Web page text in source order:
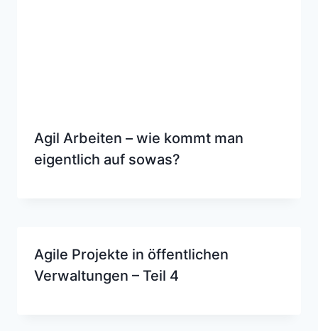
Agil Arbeiten – wie kommt man
eigentlich auf sowas?
Agile Projekte in öffentlichen
Verwaltungen – Teil 4